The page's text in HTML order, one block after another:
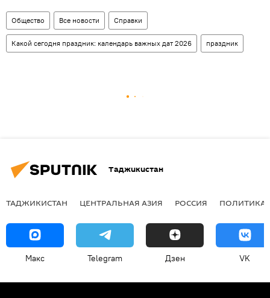
Общество Все новости Справки
Какой сегодня праздник: календарь важных дат 2026 праздник
Таджикистан
ТАДЖИКИСТАН ЦЕНТРАЛЬНАЯ АЗИЯ РОССИЯ ПОЛИТИКА
Макс Telegram Дзен VK